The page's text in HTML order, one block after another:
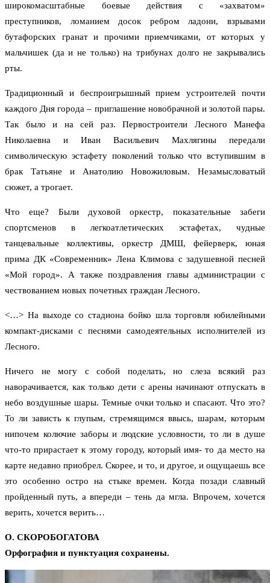
широкомасштабные боевые действия с «захватом»
преступников, ломанием досок ребром ладони, взрывами
бутафорских гранат и прочими приемчиками, от которых у
мальчишек (да и не только) на трибунах долго не закрывались
рты.
Традиционный и беспроигрышный прием устроителей почти
каждого Дня города – приглашение новобрачной и золотой пары.
Так было и на сей раз. Первостроители Лесного Манефа
Николаевна и Иван Васильевич Махлягины передали
символическую эстафету поколений только что вступившим в
брак Татьяне и Анатолию Новожиловым. Незамысловатый
сюжет, а трогает.
Что еще? Были духовой оркестр, показательные забеги
спортсменов в легкоатлетических эстафетах, чудные
танцевальные коллективы, оркестр ДМШ, фейерверк, юная
прима ДК «Современник» Лена Климова с задушевной песней
«Мой город». А также поздравления главы администрации с
чествованием новых почетных граждан Лесного.
<…> На выходе со стадиона бойко шла торговля юбилейными
компакт-дисками с песнями самодеятельных исполнителей из
Лесного.
Ничего не могу с собой поделать, но слеза всякий раз
наворачивается, как только дети с арены начинают отпускать в
небо воздушные шары. Темные очки только и спасают. Что это?
То ли зависть к глупым, стремящимся ввысь, шарам, которым
нипочем колючие заборы и людские условности, то ли в душе
что-то прирастает к этому городу, который имя- то да место на
карте недавно приобрел. Скорее, и то, и другое, и ощущаешь все
это особенно остро на стыке времен. Когда позади славный
пройденный путь, а впереди – тень да мгла. Впрочем, хочется
верить, хочется верить…
О. СКОРОБОГАТОВА
Орфография и пунктуация сохранены.